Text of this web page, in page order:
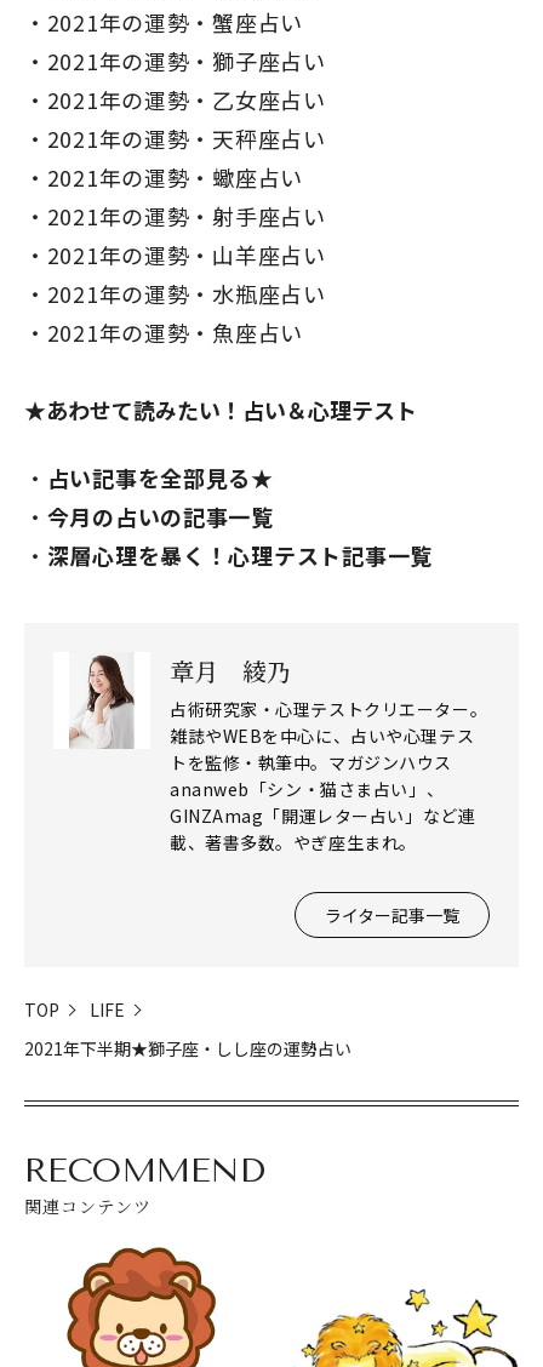
2021年の運勢・蟹座占い
2021年の運勢・獅子座占い
2021年の運勢・乙女座占い
2021年の運勢・天秤座占い
2021年の運勢・蠍座占い
2021年の運勢・射手座占い
2021年の運勢・山羊座占い
2021年の運勢・水瓶座占い
2021年の運勢・魚座占い
★あわせて読みたい！占い＆心理テスト
占い記事を全部見る★
今月の占いの記事一覧
深層心理を暴く！心理テスト記事一覧
章月 綾乃
占術研究家・心理テストクリエーター。
雑誌やWEBを中心に、占いや心理テス
トを監修・執筆中。マガジンハウス
ananweb「シン・猫さま占い」、
GINZAmag「開運レター占い」など連
載、著書多数。やぎ座生まれ。
ライター記事一覧
TOP
LIFE
2021年下半期★獅子座・しし座の運勢占い
RECOMMEND
関連コンテンツ
閉じる